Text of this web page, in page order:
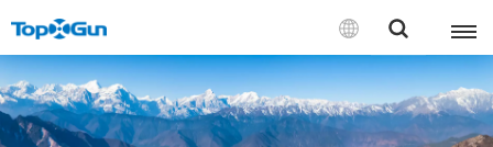
СВЯЗАТЬСЯ С НАМИ
English